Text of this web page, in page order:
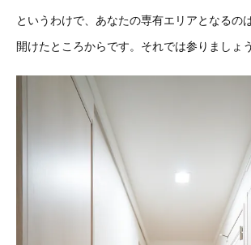
というわけで、あなたの専有エリアとなるの
開けたところからです。それでは参りましょう